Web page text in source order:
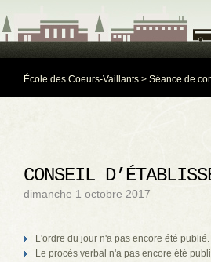
École des Coeurs-Vaillants > Séance de
CONSEIL
dimanche 1 octobre 2017
L'ordre du jour n'a pas encore été publié.
Le procès verbal n'a pas encore été